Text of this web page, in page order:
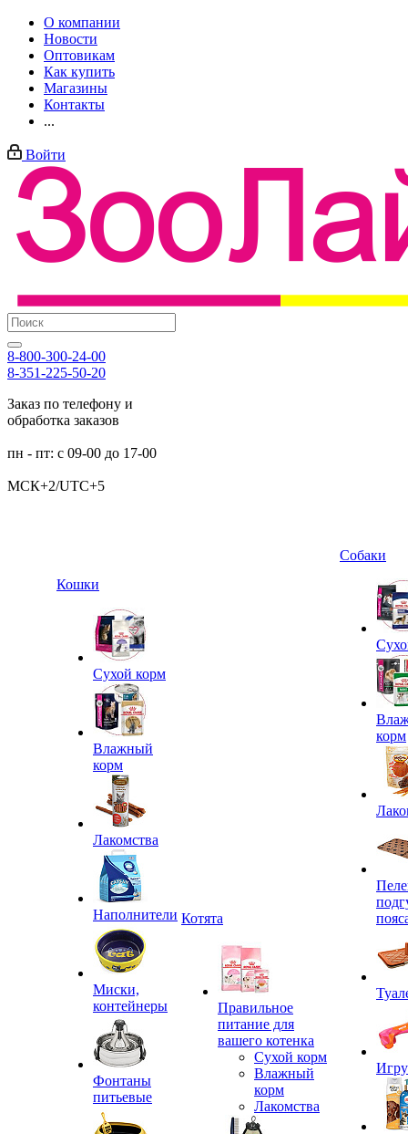
О компании
Новости
Оптовикам
Как купить
Магазины
Контакты
...
Войти
8-800-300-24-00
8-351-225-50-20
Заказ по телефону и
обработка заказов
пн - пт: с 09-00 до 17-00
МСК+2/UTC+5
Кошки
Сухой корм
Влажный
корм
Лакомства
Наполнители
Миски,
контейнеры
Фонтаны
питьевые
Котята
Правильное
питание для
вашего котенка
Сухой корм
Влажный
корм
Лакомства
Собаки
корм